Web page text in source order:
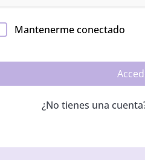
Mantenerme conectado
¿No tienes una